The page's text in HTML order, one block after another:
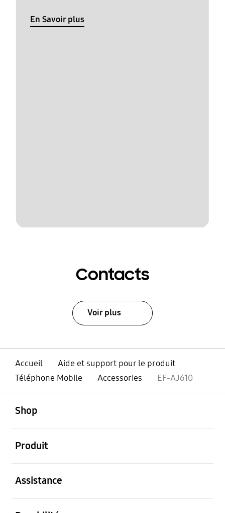
En Savoir plus
Contacts
Voir plus
Accueil
Aide et support pour le produit
Téléphone Mobile
Accessories EF-AJ610
Shop
Produit
Assistance